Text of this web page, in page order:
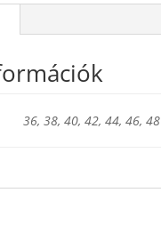
36, 38, 40, 42, 44, 46, 48